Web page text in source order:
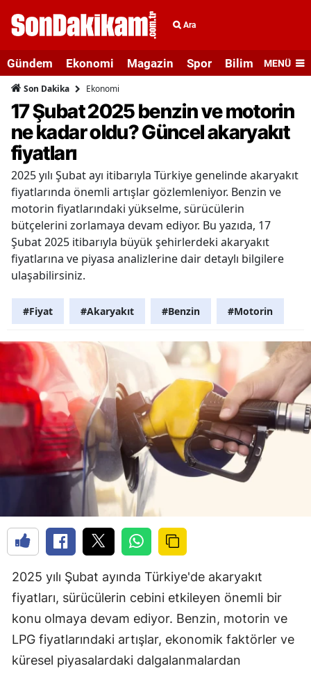
Ara
Gündem Ekonomi Magazin Spor Bilim veMENÜ
Son Dakika Ekonomi
17 Şubat 2025 benzin ve motorin
ne kadar oldu? Güncel akaryakıt
fiyatları
2025 yılı Şubat ayı itibarıyla Türkiye genelinde akaryakıt
fiyatlarında önemli artışlar gözlemleniyor. Benzin ve
motorin fiyatlarındaki yükselme, sürücülerin
bütçelerini zorlamaya devam ediyor. Bu yazıda, 17
Şubat 2025 itibarıyla büyük şehirlerdeki akaryakıt
fiyatlarına ve piyasa analizlerine dair detaylı bilgilere
ulaşabilirsiniz.
#Fiyat #Akaryakıt #Benzin #Motorin
2025 yılı Şubat ayında Türkiye'de akaryakıt
fiyatları, sürücülerin cebini etkileyen önemli bir
konu olmaya devam ediyor. Benzin, motorin ve
LPG fiyatlarındaki artışlar, ekonomik faktörler ve
küresel piyasalardaki dalgalanmalardan